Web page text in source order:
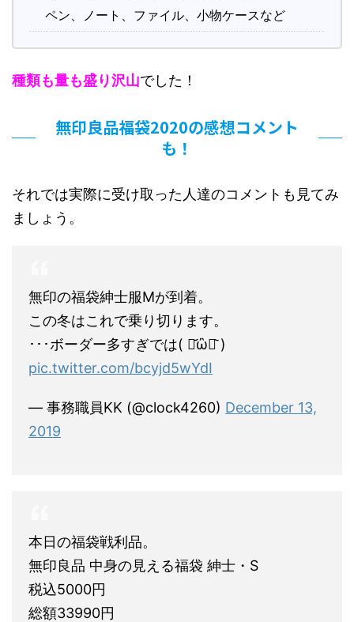
ペン、ノート、ファイル、小物ケースなど
種類も量も盛り沢山でした！
無印良品福袋2020の感想コメント
も！
それでは実際に受け取った人達のコメントも見てみ
ましょう。
無印の福袋紳士服Mが到着。
この冬はこれで乗り切ります。
･･･ボーダー多すぎでは( ･᷄ὢ･᷅ )
pic.twitter.com/bcyjd5wYdI
— 事務職員KK (@clock4260) December 13,
2019
本日の福袋戦利品。
無印良品 中身の見える福袋 紳士・S
税込5000円
総額33990円